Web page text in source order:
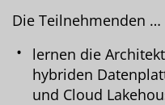
Die Teilnehmenden …
lernen die
hybriden
und Cloud